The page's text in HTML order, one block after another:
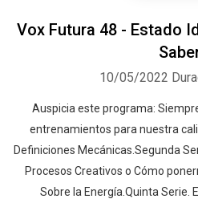
Vox Futura 48 - Estado
10/05/2022
Auspicia este programa:
entrenamientos para nuestra
Definiciones Mecánicas.Segunda
Procesos Creativos o Cómo
Sobre la Energía.Quinta Serie.